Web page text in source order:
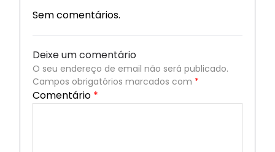
Sem comentários.
Deixe um comentário
O seu endereço de email não será publicado.
Campos obrigatórios marcados com *
Comentário *